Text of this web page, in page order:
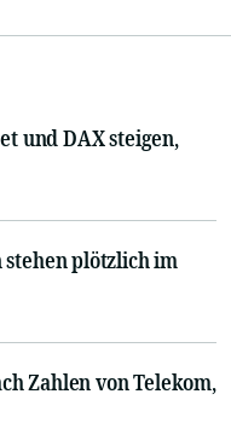
und DAX steigen,
stehen plötzlich im
Zahlen von Telekom,